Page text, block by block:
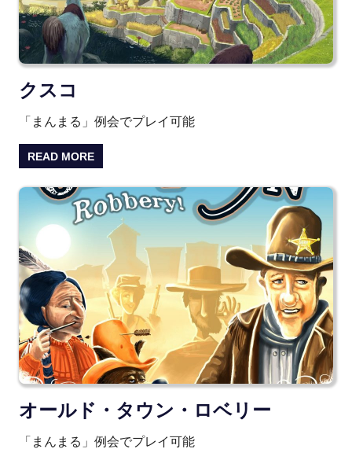
クスコ
「まんまる」例会でプレイ可能
READ MORE
オールド・タウン・ロベリー
「まんまる」例会でプレイ可能